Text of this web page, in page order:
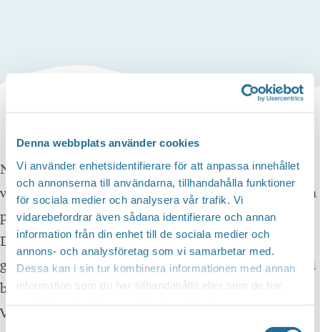
Denna webbplats använder cookies
Vi använder enhetsidentifierare för att anpassa innehållet
och annonserna till användarna, tillhandahålla funktioner
för sociala medier och analysera vår trafik. Vi
vidarebefordrar även sådana identifierare och annan
information från din enhet till de sociala medier och
annons- och analysföretag som vi samarbetar med.
Dessa kan i sin tur kombinera informationen med annan
information som du har tillhandahållit eller som de har
Nu har Friskis funnits i Motala drygt ett år. Och det
vill vi fira med Öppet hus där precis alla är välkomna
på en riktig träningsfest!
Du kan gå på pass – ett eller flera – och testa vårt
gym. Vi bjussar på fika, har lotteri och tävling där du
bland annat kan vinna ett årskort.
Välj ett eller flera pass: